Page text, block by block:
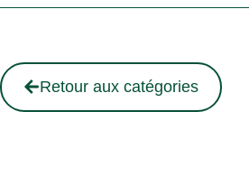
Retour aux catégories